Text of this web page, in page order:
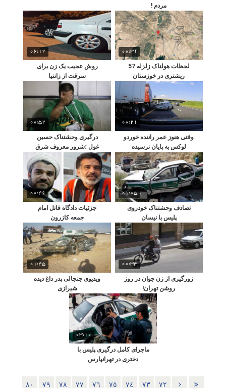
مردم !
00:31
لحظات هولناک زلزله 57
ریشتری در خوزستان
06:12
روش عجیب یک زن برای
سرقت از زانتیا
00:21
وقتی هنوز عمر راننده خوردو
لوکس به پایان نرسیده
00:52
درگیری وحشتناک حسین
غول ؛شرور معروف شرق
01:05
تصادف وحشتناک خودروی
پلیس با نیسان
00:46
جزئیات دادگاه قاتل امام
جمعه کازرون
00:33
زورگیری از زن جوان در روز
روشن تهران!
01:45
ویدیوی جنجالی پدر داغ دیده
شیرازی
03:10
ماجرای کامل درگیری پلیس با
دختری در تهرانپارس
٧٢ ٧٣ ٧٤ ٧٥ ٧٦ ٧٧ ٧٨ ٧٩ ٨٠